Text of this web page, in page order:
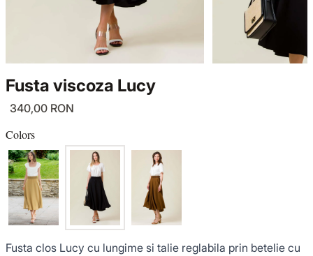
Fusta viscoza Lucy
340,00 RON
Colors
Fusta clos Lucy cu lungime si talie reglabila prin betelie cu
COATS
TINUTE DE OCAZIE
NOUTĂȚI
PRODUSE DIN IN
JACKETS
VEZI TOATE REDUCERILE
SENSE LIMITED EDITION
BACK TO OFFICE